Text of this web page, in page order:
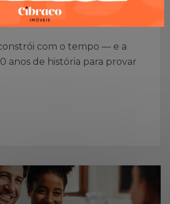
De Negócios Em
com o tempo — e a
anos de história para provar